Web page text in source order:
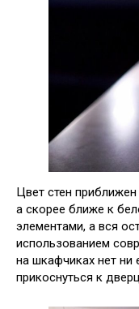
Цвет стен
а скорее ближе к
элементами, а вся
использованием
на шкафчиках нет ни
прикоснуться к